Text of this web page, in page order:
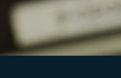
skalbar och prisvärd